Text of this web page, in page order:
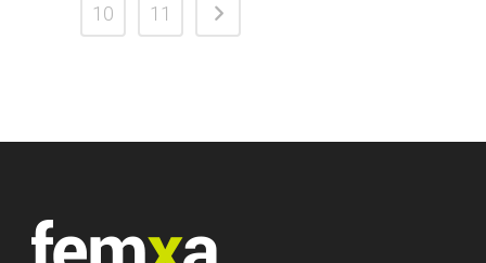
10 11